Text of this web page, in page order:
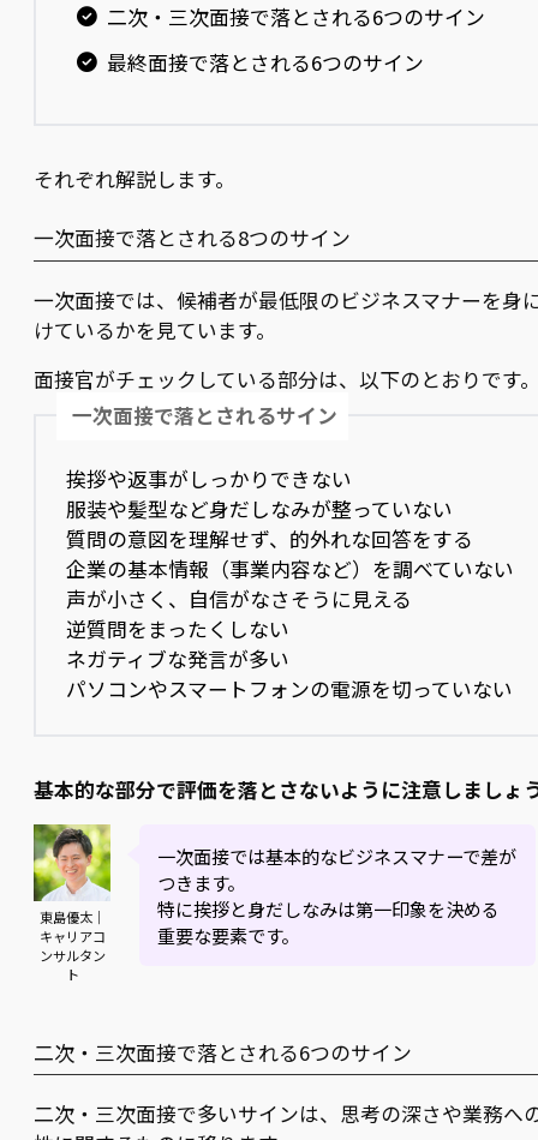
二次・三次面接で落とされる6つのサイン
最終面接で落とされる6つのサイン
それぞれ解説します。
一次面接で落とされる8つのサイン
一次面接では、候補者が最低限のビジネスマナーを身
けているかを見ています。
面接官がチェックしている部分は、以下のとおりです
一次面接で落とされるサイン
挨拶や返事がしっかりできない
服装や髪型など身だしなみが整っていない
質問の意図を理解せず、的外れな回答をする
企業の基本情報（事業内容など）を調べていない
声が小さく、自信がなさそうに見える
逆質問をまったくしない
ネガティブな発言が多い
パソコンやスマートフォンの電源を切っていない
基本的な部分で評価を落とさないように注意しましょ
東島優太｜
キャリアコ
ンサルタン
ト
一次面接では基本的なビジネスマナーで差が
つきます。
特に挨拶と身だしなみは第一印象を決める
重要な要素です。
二次・三次面接で落とされる6つのサイン
二次・三次面接で多いサインは、思考の深さや業務へ